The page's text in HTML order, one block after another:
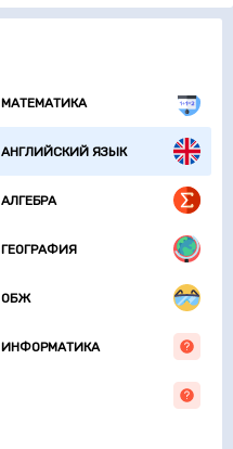
МАТЕМАТИКА
АНГЛИЙСКИЙ ЯЗЫК
АЛГЕБРА
ГЕОГРАФИЯ
ОБЖ
ИНФОРМАТИКА